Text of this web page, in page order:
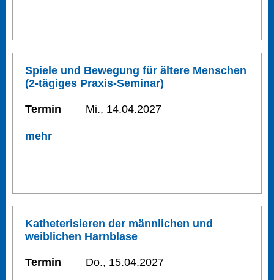
Spiele und Bewegung für ältere Menschen
(2-tägiges Praxis-Seminar)
Termin Mi., 14.04.2027
mehr
Katheterisieren der männlichen und
weiblichen Harnblase
Termin Do., 15.04.2027